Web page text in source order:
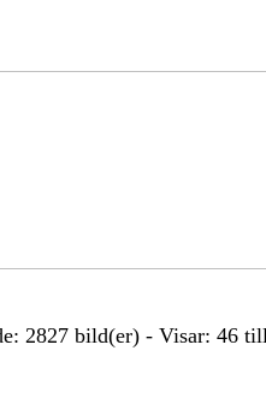
2827 bild(er) - Visar: 46